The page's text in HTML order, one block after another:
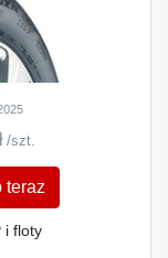
/szt.
teraz
i floty